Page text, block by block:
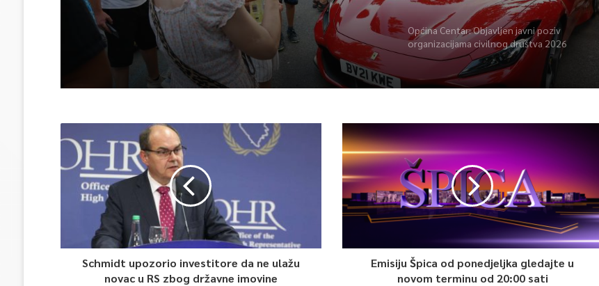
Općina Centar: Objavljen javni poziv
organizacijama civilnog društva 2026
Schmidt upozorio investitore da ne ulažu
novac u RS zbog državne imovine
Emisiju Špica od ponedjeljka gledajte u
novom terminu od 20:00 sati